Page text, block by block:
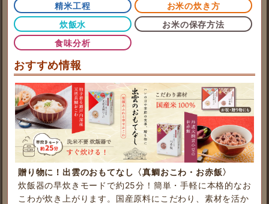
精米工程
お米の炊き方
炊飯水
お米の保存方法
食味分析
おすすめ情報
贈り物に！出雲のおもてなし〈真鯛おこわ・お赤飯〉
炊飯器の早炊きモードで約25分！簡単・手軽に本格的なお
こわが炊き上がります。国産原料にこだわり、素材を活か